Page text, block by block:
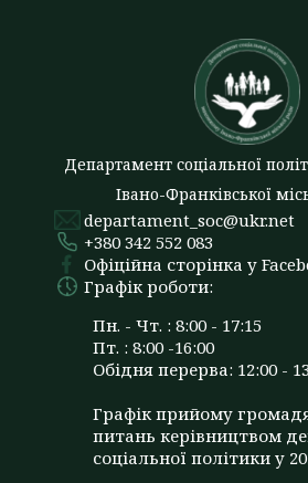
Департамент соціальної
Івано-Франківської
departament_soc@ukr.net
+380 342 552 083
Офіційна сторінка у
Графік роботи:
Пн. - Чт. : 8:00 - 17:15
Пт. : 8:00 -16:00
Обідня перерва: 12:00 -
Графік прийому
питань керівництвом
соціальної політики у